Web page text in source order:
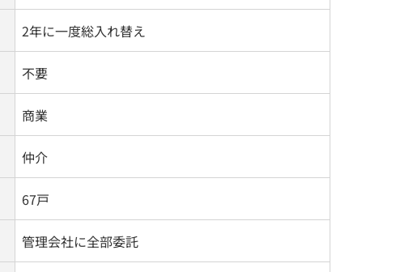
2年に一度総入れ替え
不要
商業
仲介
67戸
管理会社に全部委託